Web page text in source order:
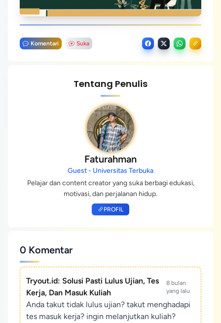
Komentari Suka
Tentang Penulis
Faturahman
Guest - Universitas Terbuka
Pelajar dan content creator yang suka berbagi edukasi,
motivasi, dan perjalanan hidup.
PROFIL
0 Komentar
Tryout.id: Solusi Pasti Lulus Ujian, Tes
Kerja, Dan Masuk Kuliah
8 bulan
yang lalu
Anda takut tidak lulus ujian? takut menghadapi
tes masuk kerja? ingin melanjutkan kuliah?